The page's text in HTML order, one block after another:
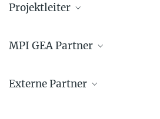
Projektleiter
Affiliierter
MPI GEA Partner
Wissenschaftlicher
Externe Partner